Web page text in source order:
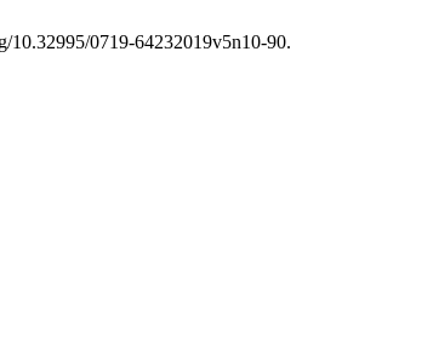
10.32995/0719-64232019v5n10-90.